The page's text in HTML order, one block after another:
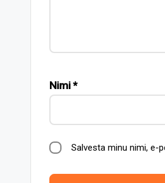
Nimi *
Salvesta minu nimi, e-